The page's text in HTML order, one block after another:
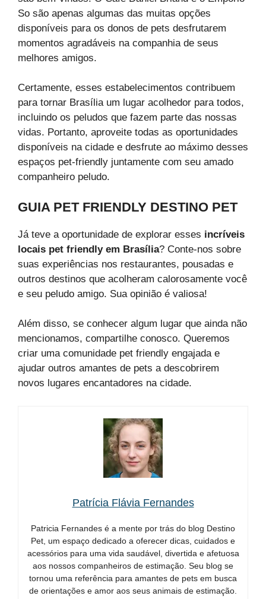
So são apenas algumas das muitas opções
disponíveis para os donos de pets desfrutarem
momentos agradáveis na companhia de seus
melhores amigos.
Certamente, esses estabelecimentos contribuem
para tornar Brasília um lugar acolhedor para todos,
incluindo os peludos que fazem parte das nossas
vidas. Portanto, aproveite todas as oportunidades
disponíveis na cidade e desfrute ao máximo desses
espaços pet-friendly juntamente com seu amado
companheiro peludo.
GUIA PET FRIENDLY DESTINO PET
Já teve a oportunidade de explorar esses incríveis
locais pet friendly em Brasília? Conte-nos sobre
suas experiências nos restaurantes, pousadas e
outros destinos que acolheram calorosamente você
e seu peludo amigo. Sua opinião é valiosa!
Além disso, se conhecer algum lugar que ainda não
mencionamos, compartilhe conosco. Queremos
criar uma comunidade pet friendly engajada e
ajudar outros amantes de pets a descobrirem
novos lugares encantadores na cidade.
Patrícia Flávia Fernandes
Patricia Fernandes é a mente por trás do blog Destino
Pet, um espaço dedicado a oferecer dicas, cuidados e
acessórios para uma vida saudável, divertida e afetuosa
aos nossos companheiros de estimação. Seu blog se
tornou uma referência para amantes de pets em busca
de orientações e amor aos seus animais de estimação.